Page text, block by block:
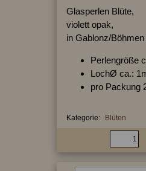
Glasperlen Blüte,
violett opak,
in Gablonz/Böhmen
Perlengröße
LochØ ca.:
pro Packung
Kategorie: Blüten